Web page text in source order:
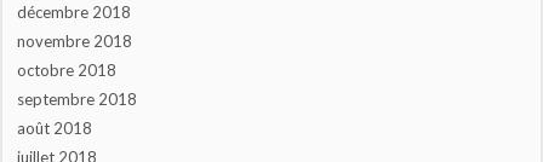
décembre 2018
novembre 2018
octobre 2018
septembre 2018
août 2018
juillet 2018